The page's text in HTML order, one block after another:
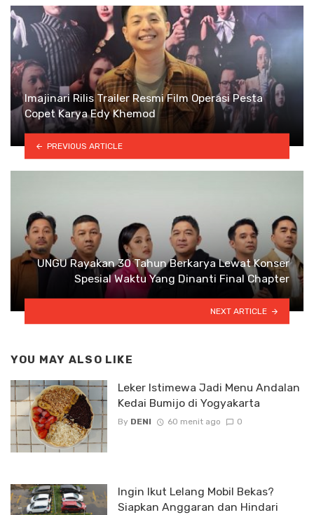
Imajinari Rilis Trailer Resmi Film Operasi Pesta
Copet Karya Edy Khemod
PREVIOUS ARTICLE
UNGU Rayakan 30 Tahun Berkarya Lewat Konser
Spesial Waktu Yang Dinanti Final Chapter
NEXT ARTICLE
YOU MAY ALSO LIKE
Leker Istimewa Jadi Menu Andalan
Kedai Bumijo di Yogyakarta
By DENI 60 menit ago 0
Ingin Ikut Lelang Mobil Bekas?
Siapkan Anggaran dan Hindari